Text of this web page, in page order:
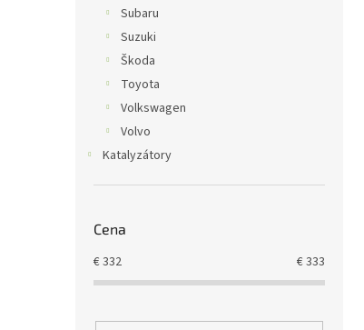
Subaru
Suzuki
Škoda
Toyota
Volkswagen
Volvo
Katalyzátory
Cena
€332 €333